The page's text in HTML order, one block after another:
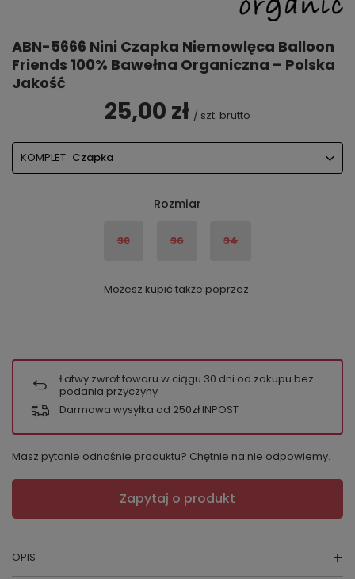
ABN-5666 Nini Czapka Niemowlęca Balloon
Friends 100% Bawełna Organiczna – Polska
Jakość
25,00 zł / szt. brutto
KOMPLET: Czapka
Rozmiar
38 36 34
Możesz kupić także poprzez:
Łatwy zwrot towaru w ciągu 30 dni od zakupu bez
podania przyczyny
Darmowa wysyłka od 250zł INPOST
Masz pytanie odnośnie produktu? Chętnie na nie odpowiemy.
Zapytaj o produkt
OPIS